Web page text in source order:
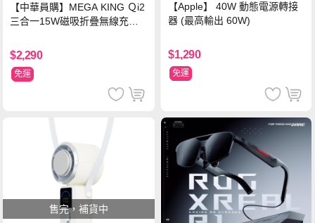
【中華員購】MEGA KING Ｑi2
三合一15W磁吸折疊無線充電
$2,290
免運
【Apple】 40W 動態電源轉接
器 (最高輸出 60W)
$1,290
免運
售完，補貨中